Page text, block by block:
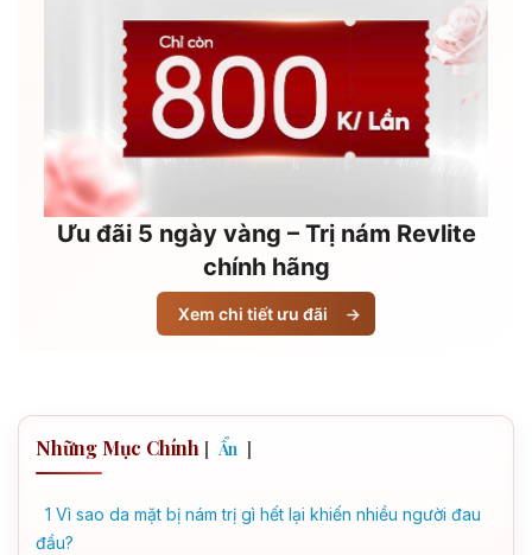
Ưu đãi 5 ngày vàng – Trị nám Revlite
chính hãng
Xem chi tiết ưu đãi →
Những Mục Chính [ Ẩn ]
1 Vì sao da mặt bị nám trị gì hết lại khiến nhiều người đau
đầu?